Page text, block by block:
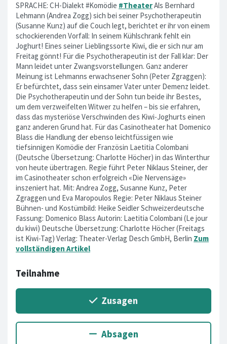
SPRACHE: CH-Dialekt #Komödie #TheaterAls Bernhard
Lehmann (Andrea Zogg) sich bei seiner Psychotherapeutin
(Susanne Kunz) auf die Couch legt, berichtet er ihr von einem
schockierenden Vorfall: In seinem Kühlschrank fehlt ein
Joghurt! Eines seiner Lieblingssorte Kiwi, die er sich nur am
Freitag gönnt! Für die Psychotherapeutin ist der Fall klar: Der
Mann leidet unter Zwangsvorstellungen. Ganz anderer
Meinung ist Lehmanns erwachsener Sohn (Peter Zgraggen):
Er befürchtet, dass sein einsamer Vater unter Demenz leidet.
Die Psychotherapeutin und der Sohn tun beide ihr Bestes,
um dem verzweifelten Witwer zu helfen – bis sie erfahren,
dass das mysteriöse Verschwinden des Kiwi-Joghurts einen
ganz anderen Grund hat. Für das Casinotheater hat Domenico
Blass die Handlung der ebenso leichtfüssigen wie
tiefsinnigen Komödie der Französin Laetitia Colombani
(Deutsche Übersetzung: Charlotte Höcher) in das Winterthur
von heute übertragen. Regie führt Peter Niklaus Steiner, der
im Casinotheater schon erfolgreich «Die Nervensäge»
inszeniert hat. Mit: Andrea Zogg, Susanne Kunz, Peter
Zgraggen und Eva Maropoulos Regie: Peter Niklaus Steiner
Bühnen- und Kostümbild: Heike Seidler Schweizerdeutsche
Fassung: Domenico Blass Autorin: Laetitia Colombani (Le jour
du kiwi) Deutsche Übersetzung: Charlotte Höcher (Freitags
ist Kiwi-Tag) Verlag: Theater-Verlag Desch GmbH, Berlin Zum
vollständigen Artikel